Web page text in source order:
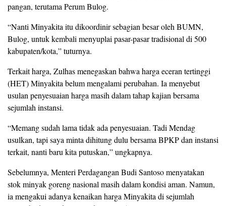
pangan, terutama Perum Bulog.
“Nanti Minyakita itu dikoordinir sebagian besar oleh BUMN,
Bulog, untuk kembali menyuplai pasar-pasar tradisional di 500
kabupaten/kota,” tuturnya.
Terkait harga, Zulhas menegaskan bahwa harga eceran tertinggi
(HET) Minyakita belum mengalami perubahan. Ia menyebut
usulan penyesuaian harga masih dalam tahap kajian bersama
sejumlah instansi.
“Memang sudah lama tidak ada penyesuaian. Tadi Mendag
usulkan, tapi saya minta dihitung dulu bersama BPKP dan instansi
terkait, nanti baru kita putuskan,” ungkapnya.
Sebelumnya, Menteri Perdagangan Budi Santoso menyatakan
stok minyak goreng nasional masih dalam kondisi aman. Namun,
ia mengakui adanya kenaikan harga Minyakita di sejumlah